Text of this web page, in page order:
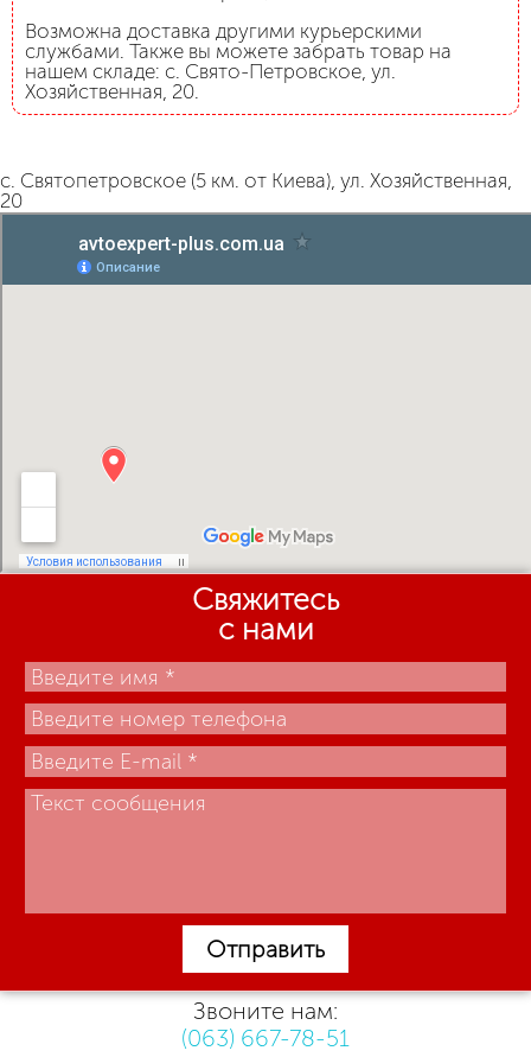
Возможна доставка другими курьерскими
службами. Также вы можете забрать товар на
нашем складе: с. Свято-Петровское, ул.
Хозяйственная, 20.
с. Святопетровское (5 км. от Киева), ул. Хозяйственная,
20
Свяжитесь
с нами
Отправить
Звоните нам:
(063) 667-78-51